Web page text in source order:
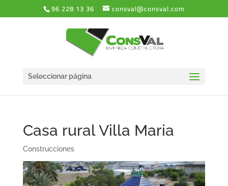
96 228 13 36 consval@consval.com
Seleccionar página
Casa rural Villa Maria
Construcciones